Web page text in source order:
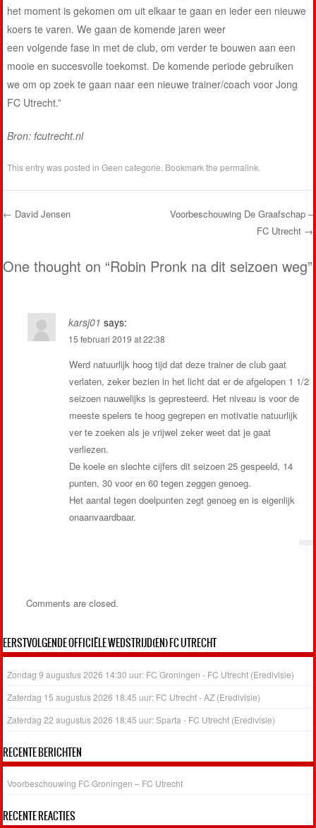
het moment is gekomen om uit elkaar te gaan en ieder een nieuwe
koers te varen. We gaan de komende jaren weer
een volgende fase in met de club, om verder te bouwen aan een
mooie en succesvolle toekomst. De komende periode gebruiken
we om op zoek te gaan naar een nieuwe trainer/coach voor Jong
FC Utrecht.”
Bron: fcutrecht.nl
This entry was posted inGeen categorie . Bookmark thepermalink
← David Jensen
Voorbeschouwing De Graafschap –
FC Utrecht →
One thought on “Robin Pronk na dit seizoen weg”
karsj01 says:
15 februari 2019 at 22:38
Werd natuurlijk hoog tijd dat deze trainer de club gaat
verlaten, zeker bezien in het licht dat er de afgelopen 1 1/2
seizoen nauwelijks is gepresteerd. Het niveau is voor de
meeste spelers te hoog gegrepen en motivatie natuurlijk
ver te zoeken als je vrijwel zeker weet dat je gaat
verliezen.
De koele en slechte cijfers dit seizoen 25 gespeeld, 14
punten, 30 voor en 60 tegen zeggen genoeg.
Het aantal tegen doelpunten zegt genoeg en is eigenlijk
onaanvaardbaar.
Comments are closed.
EERSTVOLGENDE OFFICIËLE WEDSTRIJD(EN) FC UTRECHT
Zondag 9 augustus 2026 14:30 uur: FC Groningen - FC Utrecht (Eredivisie)
Zaterdag 15 augustus 2026 18:45 uur: FC Utrecht - AZ (Eredivisie)
Zaterdag 22 augustus 2026 18:45 uur: Sparta - FC Utrecht (Eredivisie)
RECENTE BERICHTEN
Voorbeschouwing FC Groningen – FC Utrecht
RECENTE REACTIES